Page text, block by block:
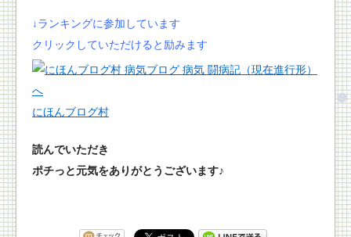
↓ランキングに参加しています
クリックしていただけると励みます
にほんブログ村
読んでいただき
ポチっと元気をありがとうございます♪